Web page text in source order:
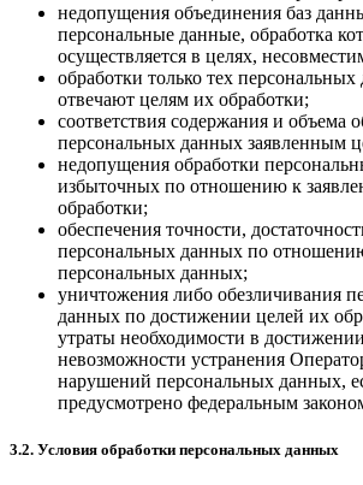
недопущения объединения баз
персональные данные, обработка
осуществляется в целях,
обработки только тех
отвечают целям их обработки;
соответствия содержания и объема
персональных данных заявленным
недопущения обработки
избыточных по отношению к
обработки;
обеспечения точности,
персональных данных по
персональных данных;
уничтожения либо обезличивания
данных по достижении целей их
утраты необходимости в
невозможности устранения
нарушений персональных данных,
предусмотрено федеральным
3.2. Условия обработки персональных данных